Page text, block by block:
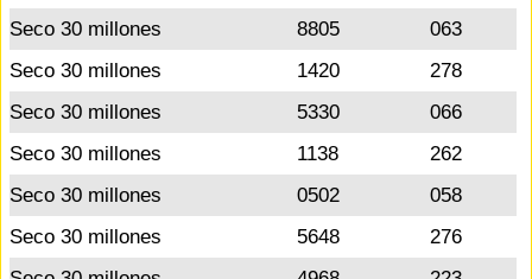
Seco 30 millones
8805
063
Seco 30 millones
1420
278
Seco 30 millones
5330
066
Seco 30 millones
1138
262
Seco 30 millones
0502
058
Seco 30 millones
5648
276